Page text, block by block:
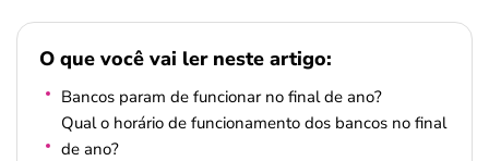
O que você vai ler neste artigo:
Bancos param de funcionar no final de ano?
Qual o horário de funcionamento dos bancos no final
de ano?